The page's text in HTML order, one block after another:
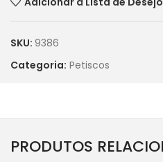
SKU: 9386
Categoria: Petiscos
PRODUTOS